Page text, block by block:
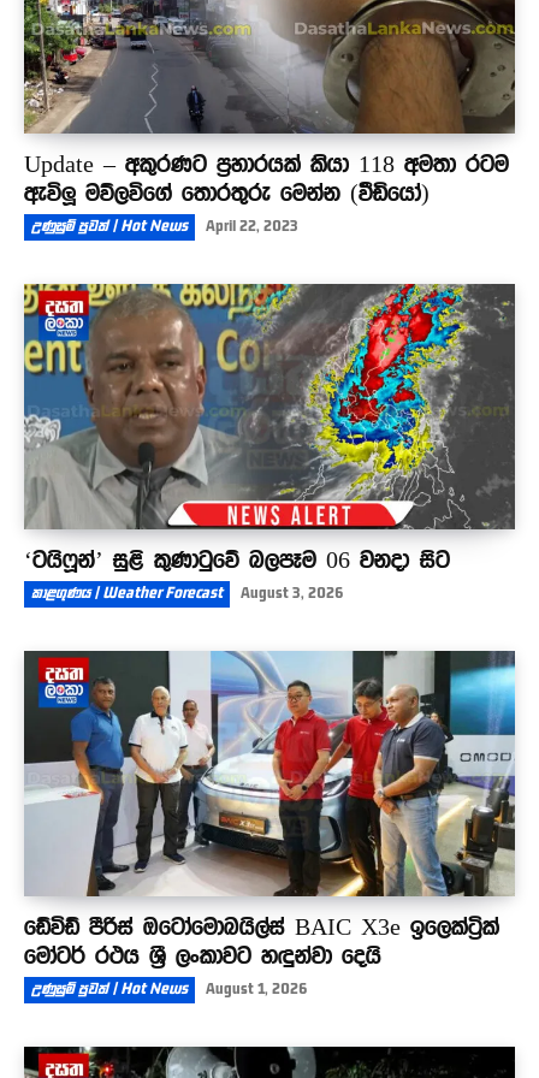
Update – අකුරණට ප්‍රහාරයක් කියා 118 අමතා රටම
ඇවිලූ මව්ලවිගේ තොරතුරු මෙන්න (වීඩියෝ)
උණුසුම් පුවත් | Hot News April 22, 2023
‘ටයිෆූන්’ සුළි කුණාටුවේ බලපෑම 06 වනදා සිට
කාළගුණය | Weather Forecast August 3, 2026
ඩේවිඩ් පීරිස් ඔටෝමොබයිල්ස් BAIC X3e ඉලෙක්ට්‍රික්
මෝටර් රථය ශ්‍රී ලංකාවට හඳුන්වා දෙයි
උණුසුම් පුවත් | Hot News August 1, 2026